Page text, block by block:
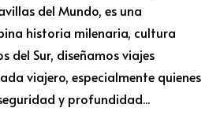
del Mundo, es una
historia milenaria, cultura
del Sur, diseñamos viajes
viajero, especialmente quienes
y profundidad...